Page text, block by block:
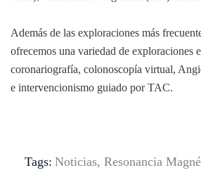
Además de las exploraciones más
ofrecemos una variedad de exploraciones
coronariografía, colonoscopía virtual,
e intervencionismo guiado por TAC.
Tags: Noticias, Resonancia